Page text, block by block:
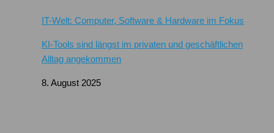
IT-Welt: Computer, Software & Hardware im Fokus
KI-Tools sind längst im privaten und geschäftlichen
Alltag angekommen
8. August 2025